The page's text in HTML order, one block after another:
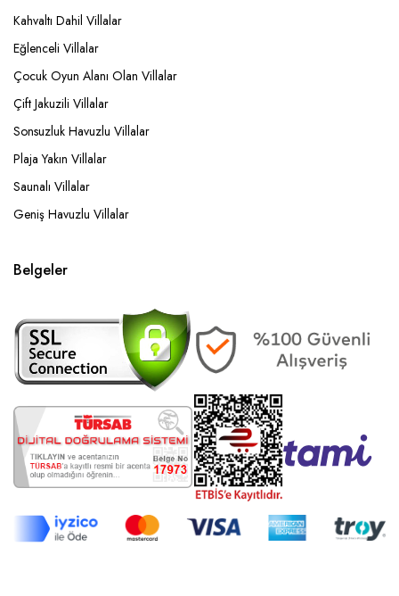
Kahvaltı Dahil Villalar
Eğlenceli Villalar
Çocuk Oyun Alanı Olan Villalar
Çift Jakuzili Villalar
Sonsuzluk Havuzlu Villalar
Plaja Yakın Villalar
Saunalı Villalar
Geniş Havuzlu Villalar
Belgeler